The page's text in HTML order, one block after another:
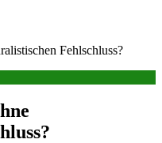
Fehlschluss?